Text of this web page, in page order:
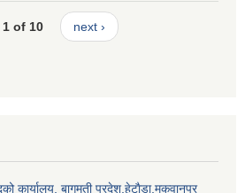
1 of 10 next ›
कार्यालय, बागमती प्रदेश,हेटाैडा,मकवानपुर